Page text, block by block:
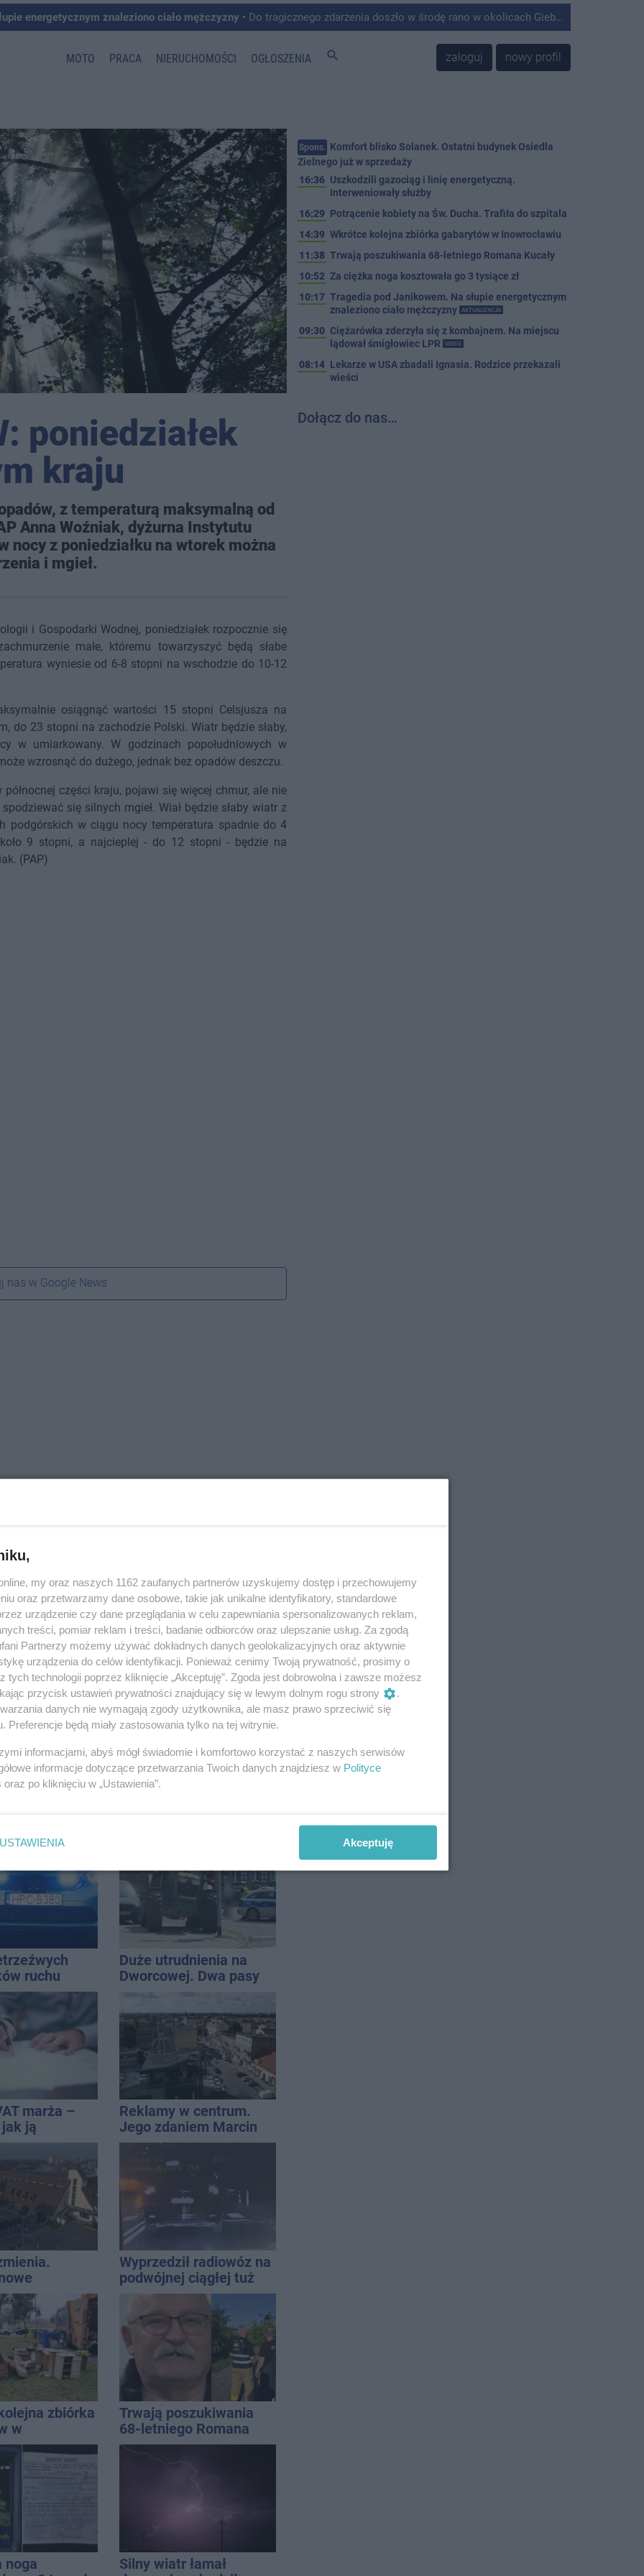
energetycznym znaleziono ciało mężczyzny • Do tragicznego zdarzenia doszło w środę rano w okolicach Giebni koło Janikowa. Wówczas na słupie energetycznym odnaleziono ciało mężczyzny.
MOTO PRACA NIERUCHOMOŚCI OGŁOSZENIA search zaloguj nowy profil
poniedziałek
kraju
z temperaturą maksymalną od
Anna Woźniak, dyżurna Instytutu
nocy z poniedziałku na wtorek można
i mgieł.
i Gospodarki Wodnej, poniedziałek rozpocznie się
małe, któremu towarzyszyć będą słabe
wyniesie od 6-8 stopni na wschodzie do 10-12
osiągnąć wartości 15 stopni Celsjusza na
do 23 stopni na zachodzie Polski. Wiatr będzie słaby,
w umiarkowany. W godzinach popołudniowych w
wzrosnąć do dużego, jednak bez opadów deszczu.
części kraju, pojawi się więcej chmur, ale nie
się silnych mgieł. Wiał będzie słaby wiatr z
podgórskich w ciągu nocy temperatura spadnie do 4
9 stopni, a najcieplej - do 12 stopni - będzie na
(PAP)
nas w Google News
USA zbadali
wieści
Kto siedział za
kierownicą Golfa?
Kierowca zbiegł po
kolizji
mężczyzny
ruchu
ręce policji.
miał 2,6
Duże utrudnienia na
Dworcowej. Dwa pasy
blokowała przyczepa od
ciągnika
marża –
ją
jak rozliczyć
Reklamy w centrum.
Jego zdaniem Marcin
Wroński jest w błędzie
a przed
stanie
ARENA
Wyprzedził radiowóz na
podwójnej ciągłej tuż
przed pasami
zbiórka
w
Trwają poszukiwania
68-letniego Romana
Kucały
noga
Silny wiatr łamał
Spons. Komfort blisko Solanek. Ostatni budynek Osiedla
Zielnego już w sprzedaży
16:36 Uszkodzili gazociąg i linię energetyczną.
Interweniowały służby
16:29 Potrącenie kobiety na Św. Ducha. Trafiła do szpitala
14:39 Wkrótce kolejna zbiórka gabarytów w Inowrocławiu
11:38 Trwają poszukiwania 68-letniego Romana Kucały
10:52 Za ciężka noga kosztowała go 3 tysiące zł
10:17 Tragedia pod Janikowem. Na słupie energetycznym
znaleziono ciało mężczyzny
AKTUALIZACJA
09:30 Ciężarówka zderzyła się z kombajnem. Na miejscu
lądował śmigłowiec LPR
VIDEO
08:14 Lekarze w USA zbadali Ignasia. Rodzice przekazali
wieści
Dołącz do nas…
my oraz naszych 1162 zaufanych partnerów uzyskujemy dostęp i przechowujemy
oraz przetwarzamy dane osobowe, takie jak unikalne identyfikatory, standardowe
urządzenie czy dane przeglądania w celu zapewniania spersonalizowanych reklam,
treści, pomiar reklam i treści, badanie odbiorców oraz ulepszanie usług. Za zgodą
Partnerzy możemy używać dokładnych danych geolokalizacyjnych oraz aktywnie
urządzenia do celów identyfikacji. Ponieważ cenimy Twoją prywatność, prosimy o
tych technologii poprzez kliknięcie „Akceptuję”. Zgoda jest dobrowolna i zawsze możesz
przycisk ustawień prywatności znajdujący się w lewym dolnym rogu strony
.
danych nie wymagają zgody użytkownika, ale masz prawo sprzeciwić się
Preferencje będą miały zastosowania tylko na tej witrynie.
informacjami, abyś mógł świadomie i komfortowo korzystać z naszych serwisów
informacje dotyczące przetwarzania Twoich danych znajdziesz w Polityce
oraz po kliknięciu w „Ustawienia”.
USTAWIENIA Akceptuję